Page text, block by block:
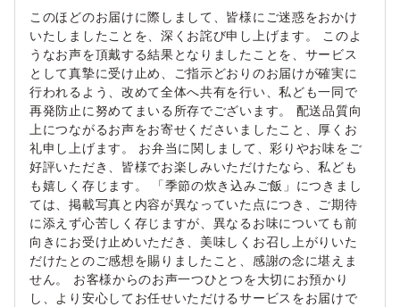
このほどのお届けに際しまして、皆様にご迷惑をおかけ
いたしましたことを、深くお詫び申し上げます。 このよ
うなお声を頂戴する結果となりましたことを、サービス
として真摯に受け止め、ご指示どおりのお届けが確実に
行われるよう、改めて全体へ共有を行い、私ども一同で
再発防止に努めてまいる所存でございます。 配送品質向
上につながるお声をお寄せくださいましたこと、厚くお
礼申し上げます。 お弁当に関しまして、彩りやお味をご
好評いただき、皆様でお楽しみいただけたなら、私ども
も嬉しく存じます。 「季節の炊き込みご飯」につきまし
ては、掲載写真と内容が異なっていた点につき、ご期待
に添えず心苦しく存じますが、異なるお味についても前
向きにお受け止めいただき、美味しくお召し上がりいた
だけたとのご感想を賜りましたこと、感謝の念に堪えま
せん。 お客様からのお声一つひとつを大切にお預かり
し、より安心してお任せいただけるサービスをお届けで